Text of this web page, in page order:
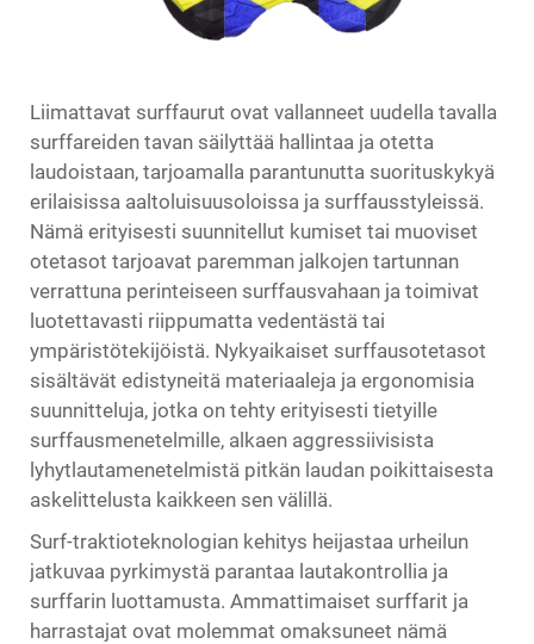
Liimattavat surffaurut ovat vallanneet uudella tavalla
surffareiden tavan säilyttää hallintaa ja otetta
laudoistaan, tarjoamalla parantunutta suorituskykyä
erilaisissa aaltoluisuusoloissa ja surffausstyleissä.
Nämä erityisesti suunnitellut kumiset tai muoviset
otetasot tarjoavat paremman jalkojen tartunnan
verrattuna perinteiseen surffausvahaan ja toimivat
luotettavasti riippumatta vedentästä tai
ympäristötekijöistä. Nykyaikaiset surffausotetasot
sisältävät edistyneitä materiaaleja ja ergonomisia
suunnitteluja, jotka on tehty erityisesti tietyille
surffausmenetelmille, alkaen aggressiivisista
lyhytlautamenetelmistä pitkän laudan poikittaisesta
askelittelusta kaikkeen sen välillä.
Surf-traktioteknologian kehitys heijastaa urheilun
jatkuvaa pyrkimystä parantaa lautakontrollia ja
surffarin luottamusta. Ammattimaiset surffarit ja
harrastajat ovat molemmat omaksuneet nämä